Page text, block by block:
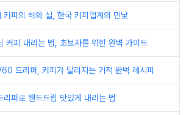
커피의 허와 실, 한국 커피업계의 민낯
커피 내리는 법, 초보자를 위한 완벽 가이드
드리퍼, 커피가 달라지는 기적 완벽 레시피
리퍼로 핸드드립 맛있게 내리는 법